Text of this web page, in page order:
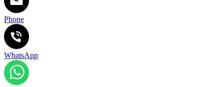
Phone
WhatsApp